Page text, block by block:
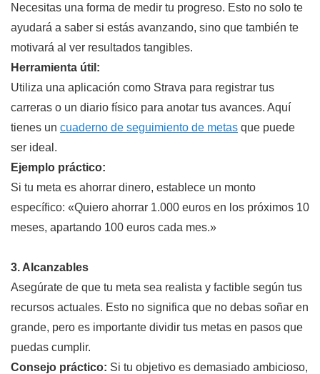
Necesitas una forma de medir tu progreso. Esto no solo te
ayudará a saber si estás avanzando, sino que también te
motivará al ver resultados tangibles.
Herramienta útil:
Utiliza una aplicación como Strava para registrar tus
carreras o un diario físico para anotar tus avances. Aquí
tienes un cuaderno de seguimiento de metas que puede
ser ideal.
Ejemplo práctico:
Si tu meta es ahorrar dinero, establece un monto
específico: «Quiero ahorrar 1.000 euros en los próximos 10
meses, apartando 100 euros cada mes.»
3. Alcanzables
Asegúrate de que tu meta sea realista y factible según tus
recursos actuales. Esto no significa que no debas soñar en
grande, pero es importante dividir tus metas en pasos que
puedas cumplir.
Consejo práctico: Si tu objetivo es demasiado ambicioso,